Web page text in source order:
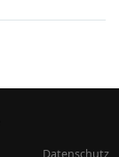
Datenschutz